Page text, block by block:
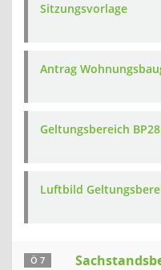
Sitzungsvorlage
Antrag
Geltungsbereich
Luftbild
Ö 7